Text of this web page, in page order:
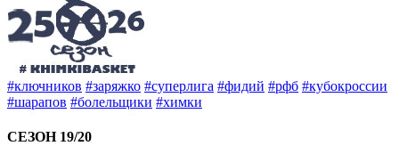
#ключников #заряжко #суперлига #фидий #рфб #кубокроссии
#шарапов #болельщики #химки
СЕЗОН 19/20